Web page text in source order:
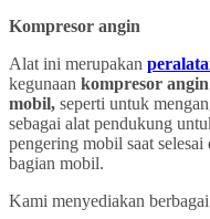
Kompresor angin
Alat ini merupakan
kegunaan kompresor angin
mobil, seperti untuk
sebagai alat pendukung
pengering mobil saat
bagian mobil.
Kami menyediakan